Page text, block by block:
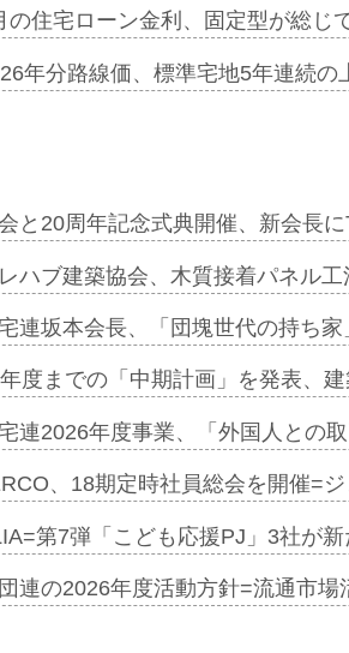
協業=お互…
コリビング…
の住宅ローン金利、固定型が総
年分路線価、標準宅地5年連続
を提案=P…
ンビ…
加=リンナ…
見込む=…
開始=三協…
と20周年記念式典開催、新会長
ハブ建築協会、木質接着パネル
連坂本会長、「団塊世代の持ち
度までの「中期計画」を発表、
連2026年度事業、「外国人との
、18期定時社員総会を開催=
第7弾「こども応援PJ」3社が
連の2026年度活動方針=流通市